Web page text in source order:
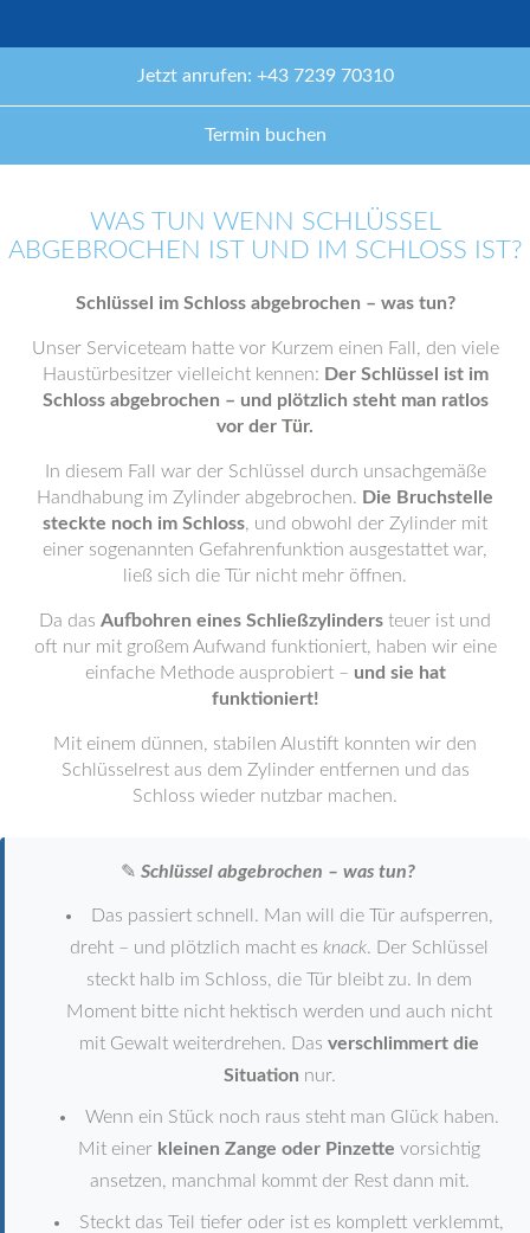
Jetzt anrufen: +43 7239 70310
Termin buchen
WAS TUN WENN SCHLÜSSEL
ABGEBROCHEN IST UND IM SCHLOSS IST?
Schlüssel im Schloss abgebrochen – was tun?
Unser Serviceteam hatte vor Kurzem einen Fall, den viele
Haustürbesitzer vielleicht kennen: Der Schlüssel ist im
Schloss abgebrochen – und plötzlich steht man ratlos
vor der Tür.
In diesem Fall war der Schlüssel durch unsachgemäße
Handhabung im Zylinder abgebrochen. Die Bruchstelle
steckte noch im Schloss, und obwohl der Zylinder mit
einer sogenannten Gefahrenfunktion ausgestattet war,
ließ sich die Tür nicht mehr öffnen.
Da das Aufbohren eines Schließzylinders teuer ist und
oft nur mit großem Aufwand funktioniert, haben wir eine
einfache Methode ausprobiert – und sie hat
funktioniert!
Mit einem dünnen, stabilen Alustift konnten wir den
Schlüsselrest aus dem Zylinder entfernen und das
Schloss wieder nutzbar machen.
✎ Schlüssel abgebrochen – was tun?
Das passiert schnell. Man will die Tür aufsperren,
dreht – und plötzlich macht es knack. Der Schlüssel
steckt halb im Schloss, die Tür bleibt zu. In dem
Moment bitte nicht hektisch werden und auch nicht
mit Gewalt weiterdrehen. Das verschlimmert die
Situation nur.
Wenn ein Stück noch raus steht man Glück haben.
Mit einer kleinen Zange oder Pinzette vorsichtig
ansetzen, manchmal kommt der Rest dann mit.
Steckt das Teil tiefer oder ist es komplett verklemmt,